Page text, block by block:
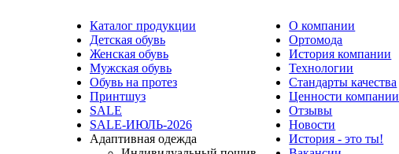
Каталог продукции
Детская обувь
Женская обувь
Мужская обувь
Обувь на протез
Принтшуз
SALE
SALE-ИЮЛЬ-2026
Адаптивная одежда
О компании
Ортомода
История компании
Технологии
Стандарты качества
Ценности компании
Отзывы
Новости
История - это ты!